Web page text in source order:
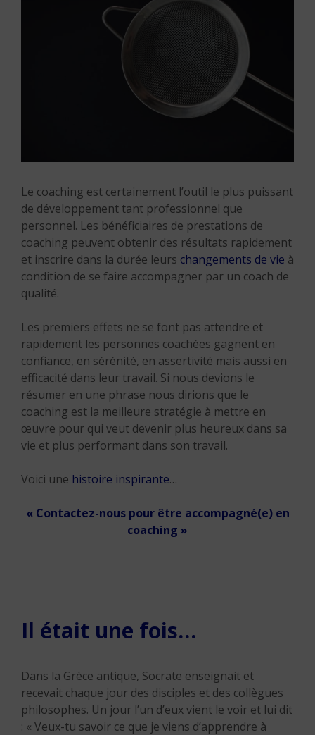
Le coaching est certainement l’outil le plus puissant
de développement tant professionnel que
personnel. Les bénéficiaires de prestations de
coaching peuvent obtenir des résultats rapidement
et inscrire dans la durée leurs changements de vie à
condition de se faire accompagner par un coach de
qualité.
Les premiers effets ne se font pas attendre et
rapidement les personnes coachées gagnent en
confiance, en sérénité, en assertivité mais aussi en
efficacité dans leur travail. Si nous devions le
résumer en une phrase nous dirions que le
coaching est la meilleure stratégie à mettre en
œuvre pour qui veut devenir plus heureux dans sa
vie et plus performant dans son travail.
Voici une histoire inspirante…
« Contactez-nous pour être accompagné(e) en
coaching »
Il était une fois…
Dans la Grèce antique, Socrate enseignait et
recevait chaque jour des disciples et des collègues
philosophes. Un jour l’un d’eux vient le voir et lui dit
: « Veux-tu savoir ce que je viens d’apprendre à